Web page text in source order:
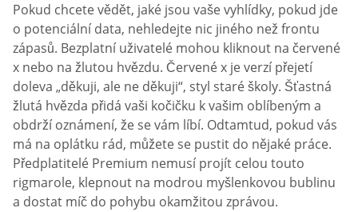
Pokud chcete vědět, jaké jsou vaše vyhlídky, pokud jde
o potenciální data, nehledejte nic jiného než frontu
zápasů. Bezplatní uživatelé mohou kliknout na červené
x nebo na žlutou hvězdu. Červené x je verzí přejetí
doleva „děkuji, ale ne děkuji“, styl staré školy. Šťastná
žlutá hvězda přidá vaši kočičku k vašim oblíbeným a
obdrží oznámení, že se vám líbí. Odtamtud, pokud vás
má na oplátku rád, můžete se pustit do nějaké práce.
Předplatitelé Premium nemusí projít celou touto
rigmarole, klepnout na modrou myšlenkovou bublinu
a dostat míč do pohybu okamžitou zprávou.